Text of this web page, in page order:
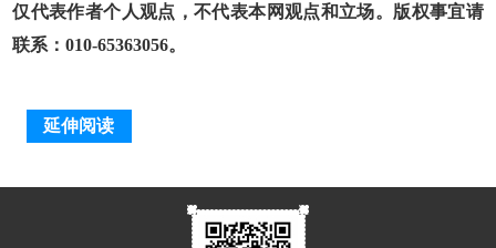
仅代表作者个人观点，不代表本网观点和立场。版权事宜请
联系：010-65363056。
延伸阅读